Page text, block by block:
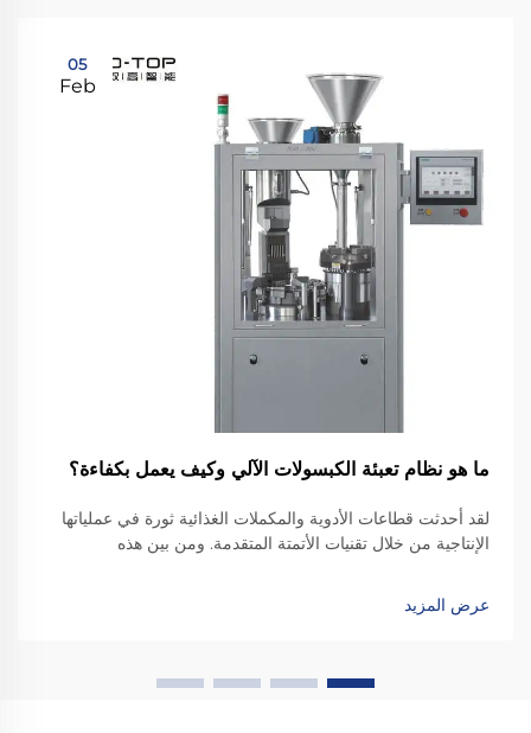
05
Feb
ما هو نظام تعبئة الكبسولات الآلي وكيف يعمل بكفاءة؟
لقد أحدثت قطاعات الأدوية والمكملات الغذائية ثورة في عملياتها
الإنتاجية من خلال تقنيات الأتمتة المتقدمة. ومن بين هذه
الأهمية، تُغيّر طريقة تصنيع...
عرض المزيد